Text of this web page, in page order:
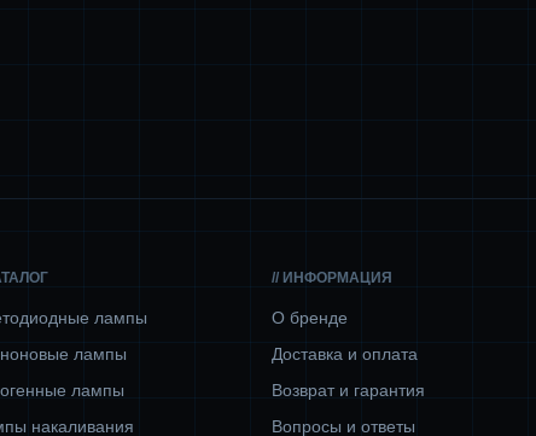
лампы
лампы
лампы
накаливания
// ИНФОРМАЦИЯ
О бренде
Доставка и оплата
Возврат и гарантия
Вопросы и ответы